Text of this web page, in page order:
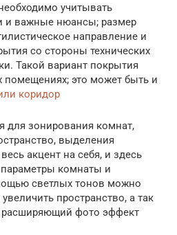
учитывать
и важные нюансы; размер
направление и
со стороны технических
Такой вариант покрытия
это может быть и
коридор
для зонирования комнат,
выделения
акцент на себя, и здесь
комнаты и
светлых тонов можно
пространство, а так
расширяющий фото эффект